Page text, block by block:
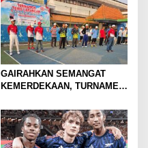
GAIRAHKAN SEMANGAT
KEMERDEKAAN, TURNAMEN
MOJOKERTO RAYA RESMI
BERGULIR